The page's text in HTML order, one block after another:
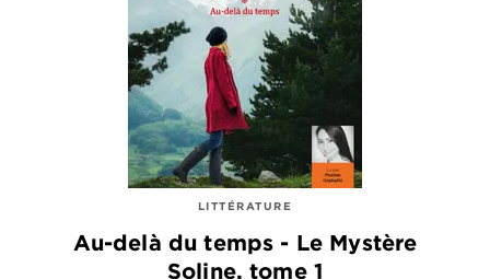
LITTÉRATURE
Au-delà du temps - Le Mystère
Soline, tome 1